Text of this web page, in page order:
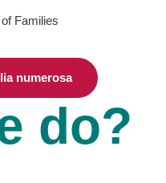
Families
numerosa
do?